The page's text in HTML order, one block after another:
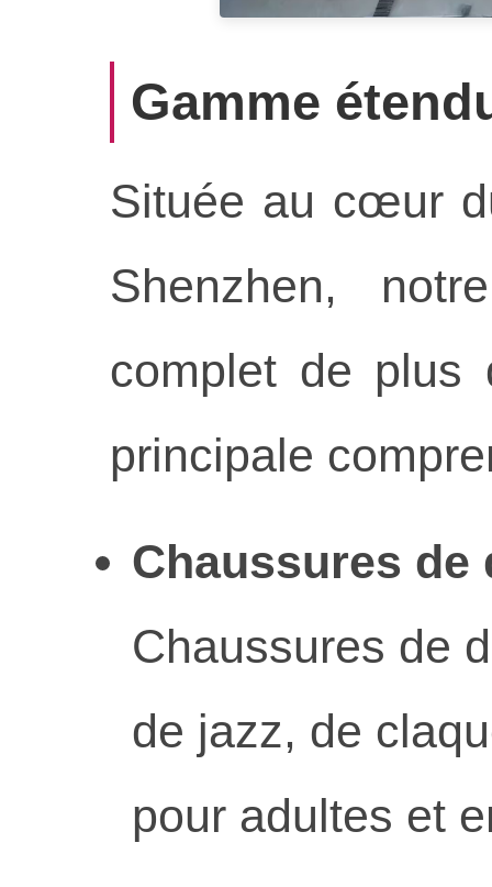
Gamme
Située au cœur
Shenzhen,
complet de plus
principale
Chaussures
Chaussures de
de jazz, de
pour adultes et